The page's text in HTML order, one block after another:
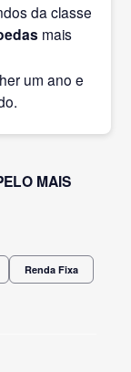
da classe
mais
um ano e
MAIS
Renda Fixa